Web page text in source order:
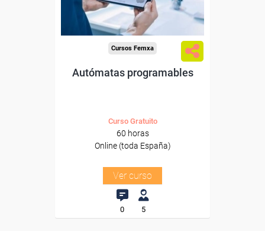
-Metal.
Cursos Femxa
Autómatas programables
Curso Gratuito
60 horas
Online (toda España)
Ver curso
0 5